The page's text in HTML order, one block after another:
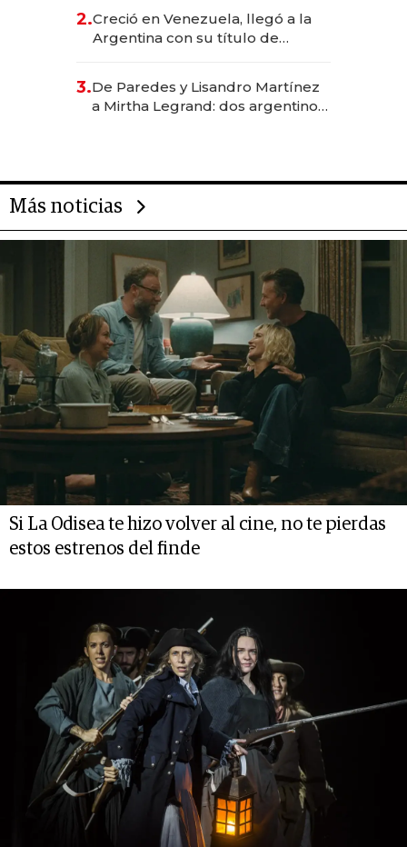
2.Creció en Venezuela, llegó a la
Argentina con su título de
las marcas "fast premium"
3.De Paredes y Lisandro Martínez
a Mirtha Legrand: dos argentinos
Más noticias
Si La Odisea te hizo volver al cine, no te pierdas
estos estrenos del finde